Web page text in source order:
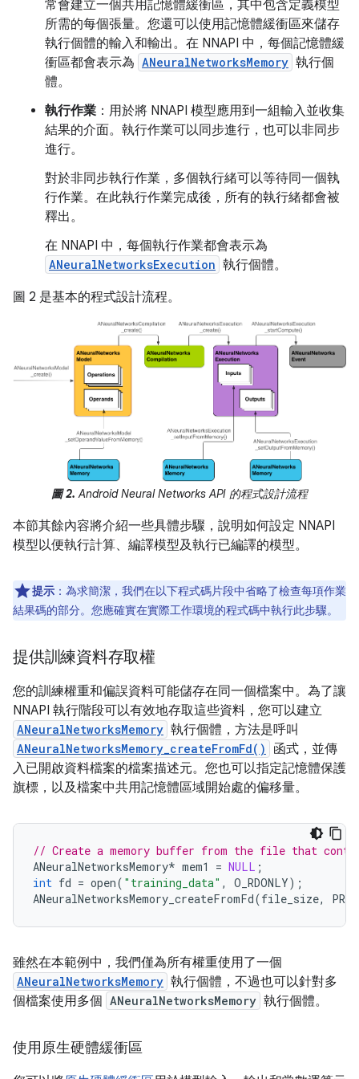
常會建立一個共用記憶體緩衝區，其中包含定義模型
所需的每個張量。您還可以使用記憶體緩衝區來儲存
執行個體的輸入和輸出。在 NNAPI 中，每個記憶體緩
衝區都會表示為 ANeuralNetworksMemory 執行個
體。
執行作業 ：用於將 NNAPI 模型應用到一組輸入並收集
結果的介面。執行作業可以同步進行，也可以非同步
進行。
對於非同步執行作業，多個執行緒可以等待同一個執
行作業。在此執行作業完成後，所有的執行緒都會被
釋出。
在 NNAPI 中，每個執行作業都會表示為
ANeuralNetworksExecution 執行個體。
圖 2 是基本的程式設計流程。
圖 2. Android Neural Networks API 的程式設計流程
本節其餘內容將介紹一些具體步驟，說明如何設定 NNAPI
模型以便執行計算、編譯模型及執行已編譯的模型。
提示 ：為求簡潔，我們在以下程式碼片段中省略了檢查每項作業
結果碼的部分。您應確實在實際工作環境的程式碼中執行此步驟。
提供訓練資料存取權
您的訓練權重和偏誤資料可能儲存在同一個檔案中。為了讓
NNAPI 執行階段可以有效地存取這些資料，您可以建立
ANeuralNetworksMemory 執行個體，方法是呼叫
ANeuralNetworksMemory_createFromFd()
函式，並傳
入已開啟資料檔案的檔案描述元。您也可以指定記憶體保護
旗標，以及檔案中共用記憶體區域開始處的偏移量。
// Create a memory buffer from the file that
ANeuralNetworksMemory* mem1 = NULL ;
int fd = open( "training_data" , O_RDONLY);
ANeuralNetworksMemory_createFromFd(file_size,
雖然在本範例中，我們僅為所有權重使用了一個
ANeuralNetworksMemory 執行個體，不過也可以針對多
個檔案使用多個 ANeuralNetworksMemory 執行個體。
使用原生硬體緩衝區